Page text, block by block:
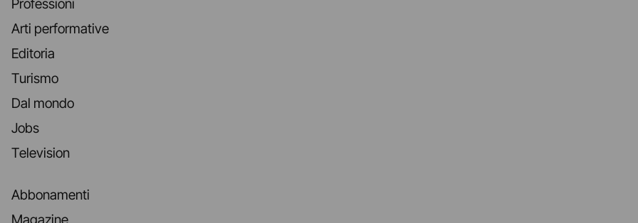
Professioni
Arti performative
Editoria
Turismo
Dal mondo
Jobs
Television
Abbonamenti
Magazine